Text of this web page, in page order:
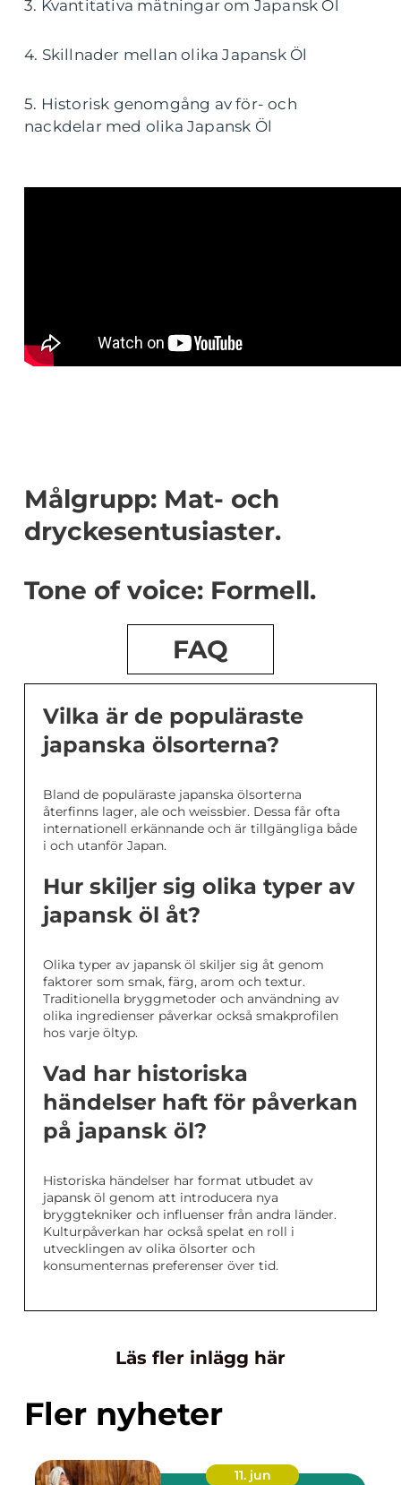
3. Kvantitativa mätningar om Japansk Öl
4. Skillnader mellan olika Japansk Öl
5. Historisk genomgång av för- och
nackdelar med olika Japansk Öl
Målgrupp: Mat- och
dryckesentusiaster.
Tone of voice: Formell.
FAQ
Vilka är de populäraste
japanska ölsorterna?
Bland de populäraste japanska ölsorterna
återfinns lager, ale och weissbier. Dessa får ofta
internationell erkännande och är tillgängliga både
i och utanför Japan.
Hur skiljer sig olika typer av
japansk öl åt?
Olika typer av japansk öl skiljer sig åt genom
faktorer som smak, färg, arom och textur.
Traditionella bryggmetoder och användning av
olika ingredienser påverkar också smakprofilen
hos varje öltyp.
Vad har historiska
händelser haft för påverkan
på japansk öl?
Historiska händelser har format utbudet av
japansk öl genom att introducera nya
bryggtekniker och influenser från andra länder.
Kulturpåverkan har också spelat en roll i
utvecklingen av olika ölsorter och
konsumenternas preferenser över tid.
Läs fler inlägg här
Fler nyheter
11. jun